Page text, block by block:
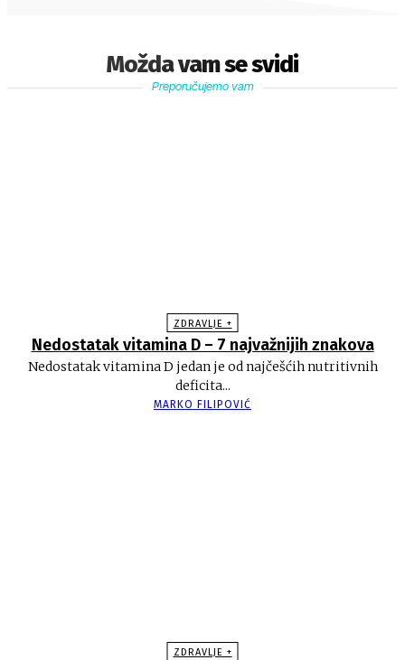
Možda vam se svidi
Preporučujemo vam
ZDRAVLJE +
Nedostatak vitamina D – 7 najvažnijih znakova
Nedostatak vitamina D jedan je od najčešćih nutritivnih
deficita...
MARKO FILIPOVIĆ
ZDRAVLJE +